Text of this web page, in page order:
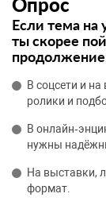
Если тема на
ты скорее
В соцсети и
ролики и
В
нужны
На выставки,
формат.